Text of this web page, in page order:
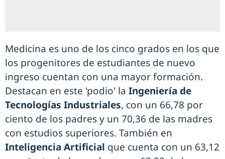
Medicina es uno de los cinco grados en los que
los progenitores de estudiantes de nuevo
ingreso cuentan con una mayor formación.
Destacan en este 'podio' la Ingeniería de
Tecnologías Industriales, con un 66,78 por
ciento de los padres y un 70,36 de las madres
con estudios superiores. También en
Inteligencia Artificial que cuenta con un 63,12